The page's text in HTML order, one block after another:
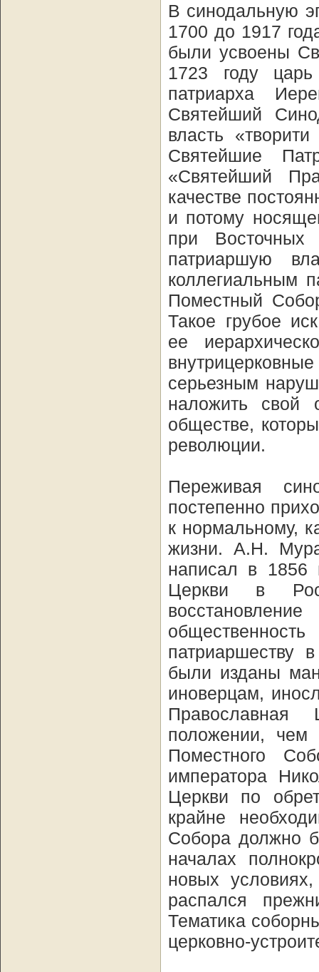
В синодальную
1700 до 1917
были усвоены
1723 году царь
патриарха
Святейший
власть
Святейшие
«Святейший
качестве
и потому
при
патриаршую
коллегиальным
Поместный
Такое грубое
ее
серьезным
наложить свой
обществе,
революции.
Переживая
постепенно
к нормальному,
жизни. А.Н.
написал в 1856
Церкви в
патриаршеству
были изданы
иноверцам,
положении, чем
Поместного
императора
Церкви по
крайне
Собора должно
началах
новых
распался
Тематика
церковно-